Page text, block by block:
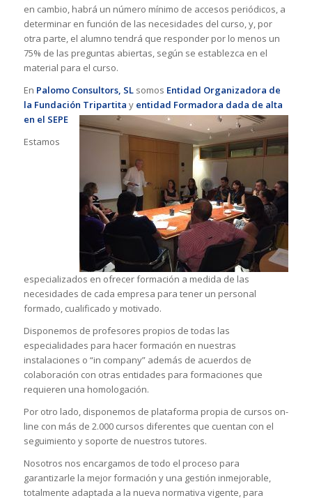
en cambio, habrá un número mínimo de accesos periódicos, a
determinar en función de las necesidades del curso, y, por
otra parte, el alumno tendrá que responder por lo menos un
75% de las preguntas abiertas, según se establezca en el
material para el curso.
En Palomo Consultors, SLsomos Entidad Organizadora de
la Fundación Tripartita y entidad Formadora dada de alta
en el SEPE
Estamos
especializados en ofrecer formación a medida de las
necesidades de cada empresa para tener un personal
formado, cualificado y motivado.
Disponemos de profesores propios de todas las
especialidades para hacer formación en nuestras
instalaciones o “in company” además de acuerdos de
colaboración con otras entidades para formaciones que
requieren una homologación.
Por otro lado, disponemos de plataforma propia de cursos on-
line con más de 2.000 cursos diferentes que cuentan con el
seguimiento y soporte de nuestros tutores.
Nosotros nos encargamos de todo el proceso para
garantizarle la mejor formación y una gestión inmejorable,
totalmente adaptada a la nueva normativa vigente, para